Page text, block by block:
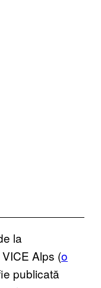
la
Alps (o
publicată